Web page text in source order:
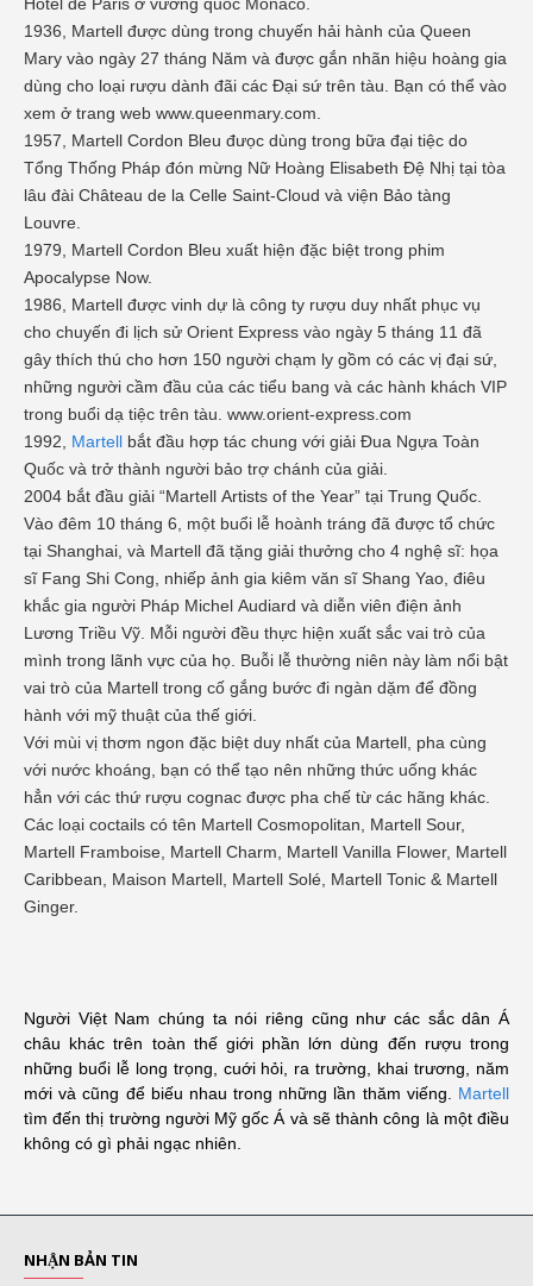
1936, Martell được dùng trong chuyến hải hành của Queen
Mary vào ngày 27 tháng Năm và được gắn nhãn hiệu hoàng gia
dùng cho loại rượu dành đãi các Đại sứ trên tàu. Bạn có thể vào
xem ở trang web www.queenmary.com.
1957, Martell Cordon Bleu đưọc dùng trong bữa đại tiệc do
Tổng Thống Pháp đón mừng Nữ Hoàng Elisabeth Đệ Nhị tại tòa
lâu đài Château de la Celle Saint-Cloud và viện Bảo tàng
Louvre.
1979, Martell Cordon Bleu xuất hiện đặc biệt trong phim
Apocalypse Now.
1986, Martell được vinh dự là công ty rượu duy nhất phục vụ
cho chuyến đi lịch sử Orient Express vào ngày 5 tháng 11 đã
gây thích thú cho hơn 150 người chạm ly gồm có các vị đại sứ,
những người cầm đầu của các tiểu bang và các hành khách VIP
trong buổi dạ tiệc trên tàu. www.orient-express.com
1992, Martell bắt đầu hợp tác chung với giải Đua Ngựa Toàn
Quốc và trở thành người bảo trợ chánh của giải.
2004 bắt đầu giải “Martell Artists of the Year” tại Trung Quốc.
Vào đêm 10 tháng 6, một buổi lễ hoành tráng đã được tổ chức
tại Shanghai, và Martell đã tặng giải thưởng cho 4 nghệ sĩ: họa
sĩ Fang Shi Cong, nhiếp ảnh gia kiêm văn sĩ Shang Yao, điêu
khắc gia người Pháp Michel Audiard và diễn viên điện ảnh
Lương Triều Vỹ. Mỗi người đều thực hiện xuất sắc vai trò của
mình trong lãnh vực của họ. Buỗi lễ thường niên này làm nổi bật
vai trò của Martell trong cố gắng bước đi ngàn dặm để đồng
hành với mỹ thuật của thế giới.
Với mùi vị thơm ngon đặc biệt duy nhất của Martell, pha cùng
với nước khoáng, bạn có thể tạo nên những thức uống khác
hẳn với các thứ rượu cognac được pha chế từ các hãng khác.
Các loại coctails có tên Martell Cosmopolitan, Martell Sour,
Martell Framboise, Martell Charm, Martell Vanilla Flower, Martell
Caribbean, Maison Martell, Martell Solé, Martell Tonic & Martell
Ginger.
Người Việt Nam chúng ta nói riêng cũng như các sắc dân Á
châu khác trên toàn thế giới phần lớn dùng đến rượu trong
những buổi lễ long trọng, cuới hỏi, ra trường, khai trương, năm
mới và cũng để biếu nhau trong những lần thăm viếng. Martell
tìm đến thị trường người Mỹ gốc Á và sẽ thành công là một điều
không có gì phải ngạc nhiên.
NHẬN BẢN TIN